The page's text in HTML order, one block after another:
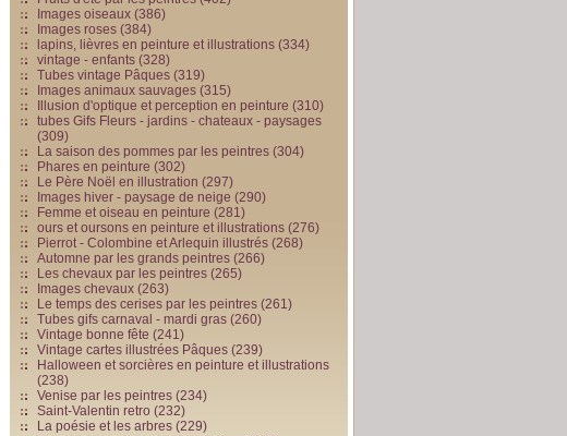
Images oiseaux (386)
Images roses (384)
lapins, lièvres en peinture et illustrations (334)
vintage - enfants (328)
Tubes vintage Pâques (319)
Images animaux sauvages (315)
Illusion d'optique et perception en peinture (310)
tubes Gifs Fleurs - jardins - chateaux - paysages
(309)
La saison des pommes par les peintres (304)
Phares en peinture (302)
Le Père Noël en illustration (297)
Images hiver - paysage de neige (290)
Femme et oiseau en peinture (281)
ours et oursons en peinture et illustrations (276)
Pierrot - Colombine et Arlequin illustrés (268)
Automne par les grands peintres (266)
Les chevaux par les peintres (265)
Images chevaux (263)
Le temps des cerises par les peintres (261)
Tubes gifs carnaval - mardi gras (260)
Vintage bonne fête (241)
Vintage cartes illustrées Pâques (239)
Halloween et sorcières en peinture et illustrations
(238)
Venise par les peintres (234)
Saint-Valentin retro (232)
La poésie et les arbres (229)